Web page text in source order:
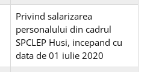
Privind salarizarea
personalului din cadrul
SPCLEP Husi, incepand cu
data de 01 iulie 2020